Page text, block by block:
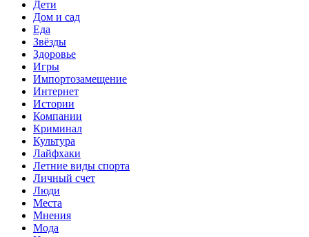
Дети
Дом и сад
Еда
Звёзды
Здоровье
Игры
Импортозамещение
Интернет
Истории
Компании
Криминал
Культура
Лайфхаки
Летние виды спорта
Личный счет
Люди
Места
Мнения
Мода